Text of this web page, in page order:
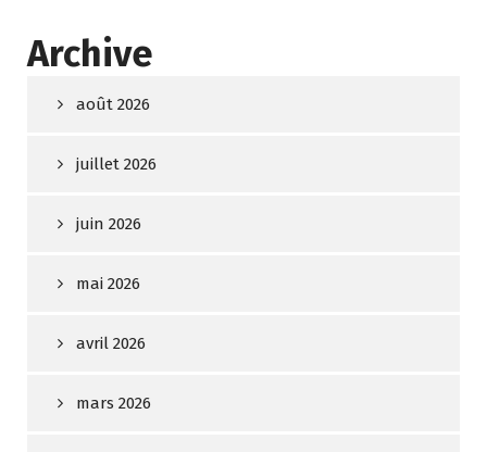
Archive
août 2026
juillet 2026
juin 2026
mai 2026
avril 2026
mars 2026